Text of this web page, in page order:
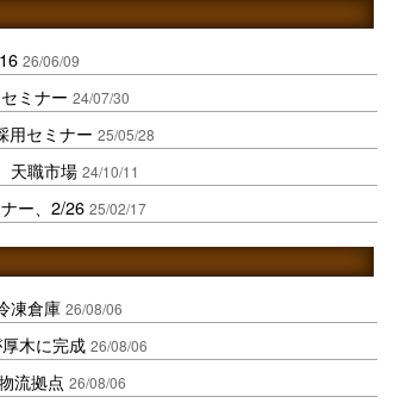
26/06/09
ミナー 24/07/30
用セミナー 25/05/28
天職市場 24/10/11
ー、2/26 25/02/17
凍倉庫 26/08/06
木に完成 26/08/06
流拠点 26/08/06